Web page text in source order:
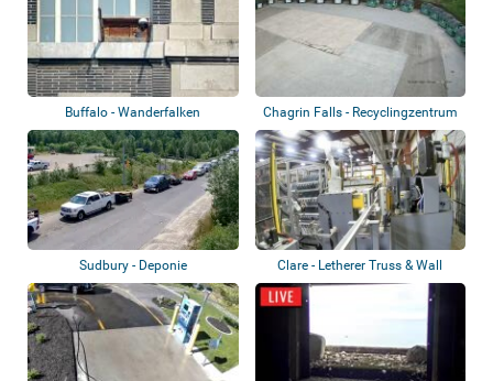
Buffalo - Wanderfalken Chagrin Falls - Recyclingzentrum
Sudbury - Deponie
Clare - Letherer Truss & Wall
Systems